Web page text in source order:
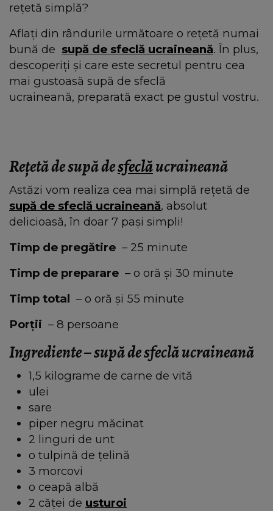
rețetă simplă?
Aflați din rândurile următoare o rețetă numai
bună de supă de sfeclă ucraineană. În plus,
descoperiți și care este secretul pentru cea
mai gustoasă supă de sfeclă
ucraineană, preparată exact pe gustul vostru.
Rețetă de supă desfeclăucraineană
Astăzi vom realiza cea mai simplă rețetă de
supă de sfeclă ucraineană, absolut
delicioasă, în doar 7 pași simpli!
Timp de pregătire – 25 minute
Timp de preparare – o oră și 30 minute
Timp total – o oră și 55 minute
Porții – 8 persoane
Ingrediente – supă de sfeclă ucraineană
1,5 kilograme de carne de vită
ulei
sare
piper negru măcinat
2 linguri de unt
o tulpină de țelină
3 morcovi
o ceapă albă
2 căței de usturoi